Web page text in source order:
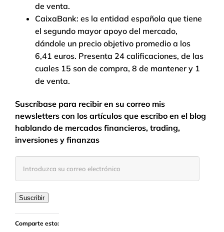
de venta.
CaixaBank: es la entidad española que tiene
el segundo mayor apoyo del mercado,
dándole un precio objetivo promedio a los
6,41 euros. Presenta 24 calificaciones, de las
cuales 15 son de compra, 8 de mantener y 1
de venta.
Suscríbase para recibir en su correo mis
newsletters con los artículos que escribo en el blog
hablando de mercados financieros, trading,
inversiones y finanzas
electrónico
Suscribir
Comparte esto: